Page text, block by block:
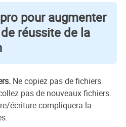
pour augmenter
réussite de la
Ne copiez pas de fichiers
pas de nouveaux fichiers.
écriture compliquera la